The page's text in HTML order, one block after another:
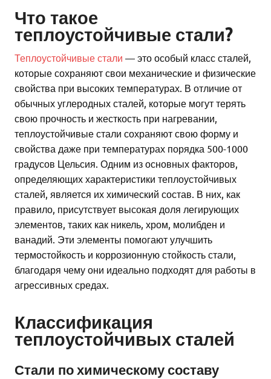
Что такое
теплоустойчивые стали?
Теплоустойчивые стали — это особый класс сталей,
которые сохраняют свои механические и физические
свойства при высоких температурах. В отличие от
обычных углеродных сталей, которые могут терять
свою прочность и жесткость при нагревании,
теплоустойчивые стали сохраняют свою форму и
свойства даже при температурах порядка 500-1000
градусов Цельсия. Одним из основных факторов,
определяющих характеристики теплоустойчивых
сталей, является их химический состав. В них, как
правило, присутствует высокая доля легирующих
элементов, таких как никель, хром, молибден и
ванадий. Эти элементы помогают улучшить
термостойкость и коррозионную стойкость стали,
благодаря чему они идеально подходят для работы в
агрессивных средах.
Классификация
теплоустойчивых сталей
Стали по химическому составу